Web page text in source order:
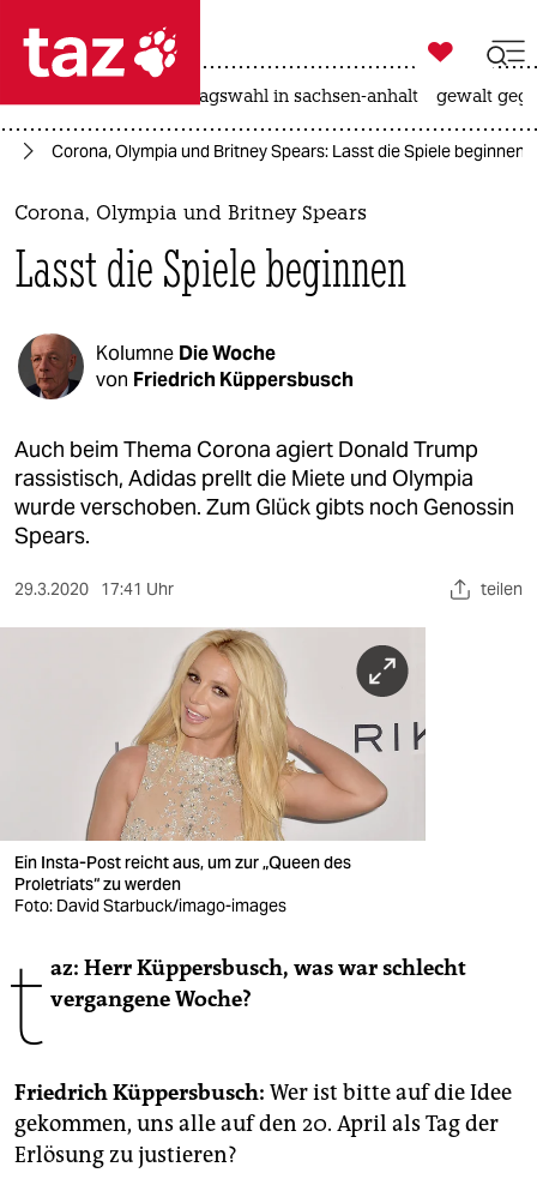
 taz zahl ich
taz zahl ich
themen
politik
öko
gesellschaft
kultur
sport
berlin
nord
veranstaltungen
shop
fragen & hilfe
abo
genossenschaft
epaper login

taz zahl ich
landtagswahl in sachsen-anhalt gewalt
Corona, Olympia und Britney Spears: Lasst die Spiele beginnen
Corona, Olympia und Britney Spears
Lasst die Spiele beginnen
Kolumne Die Woche
von Friedrich Küppersbusch
Auch beim Thema Corona agiert Donald Trump
rassistisch, Adidas prellt die Miete und Olympia
wurde verschoben. Zum Glück gibts noch Genossin
Spears.
29.3.2020 17:41 Uhr teilen
Ein Insta-Post reicht aus, um zur „Queen des
Proletriats“ zu werden
Foto: David Starbuck/imago-images
t az: Herr Küppersbusch, was war schlecht
vergangene Woche?
Friedrich Küppersbusch: Wer ist bitte auf die Idee
gekommen, uns alle auf den 20. April als Tag der
Erlösung zu justieren?